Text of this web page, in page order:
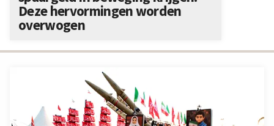
Deze hervormingen worden
overwogen